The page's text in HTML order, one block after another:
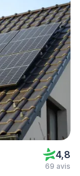
4,8
69 avis